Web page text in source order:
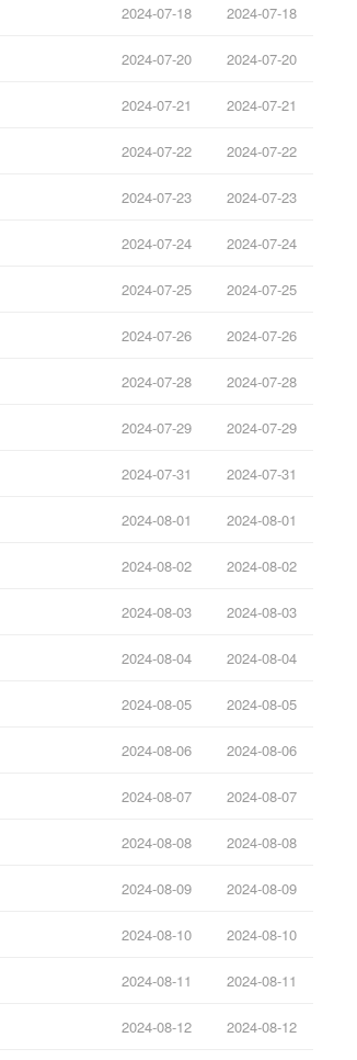
2024-07-18 2024-07-18
2024-07-20 2024-07-20
2024-07-21 2024-07-21
2024-07-22 2024-07-22
2024-07-23 2024-07-23
2024-07-24 2024-07-24
2024-07-25 2024-07-25
2024-07-26 2024-07-26
2024-07-28 2024-07-28
2024-07-29 2024-07-29
2024-07-31 2024-07-31
2024-08-01 2024-08-01
2024-08-02 2024-08-02
2024-08-03 2024-08-03
2024-08-04 2024-08-04
2024-08-05 2024-08-05
2024-08-06 2024-08-06
2024-08-07 2024-08-07
2024-08-08 2024-08-08
2024-08-09 2024-08-09
2024-08-10 2024-08-10
2024-08-11 2024-08-11
2024-08-12 2024-08-12